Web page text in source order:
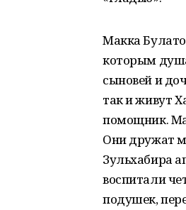
Макка
которым
сыновей и
так и живут
помощник.
Они дружат
Зульхабира
воспитали
подушек,